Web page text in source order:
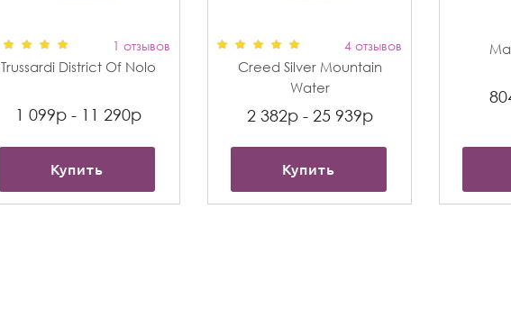
1 отзывов
Trussardi District Of Nolo
1 099р - 11 290р
Купить
4 отзывов
Creed Silver Mountain
Water
2 382р - 25 939р
Купить